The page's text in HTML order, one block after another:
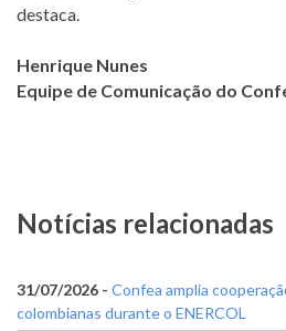
destaca.
Henrique Nunes
Equipe de Comunicação do
Notícias relacionadas
31/07/2026 - Confea amplia
colombianas durante o ENERCOL